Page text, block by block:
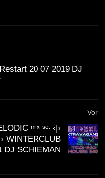
DJ SCHIEMAN
MELODIC ᵐⁱˣ ˢᵉᵗ ‹|›
immer noch ‹|›
20 07 2019 DJ
Vor
ᵐⁱˣ ˢᵉᵗ ‹|›
WINTERCLUB
DJ SCHIEMAN